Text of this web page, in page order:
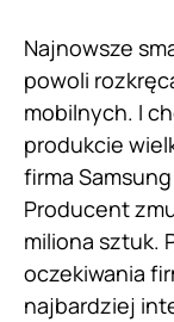
Najnowsze
powoli
mobilnych. I
produkcie
firma
Producent
miliona sztuk.
oczekiwania
najbardziej